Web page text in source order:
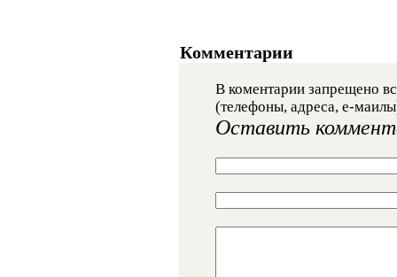
Комментарии
В коментарии запрещено
(телефоны, адреса, е-
Оставить